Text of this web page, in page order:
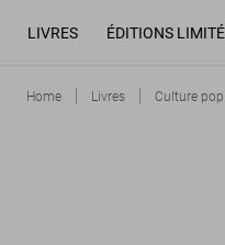
LIVRES ÉDITIONS
Home Livres Culture pop